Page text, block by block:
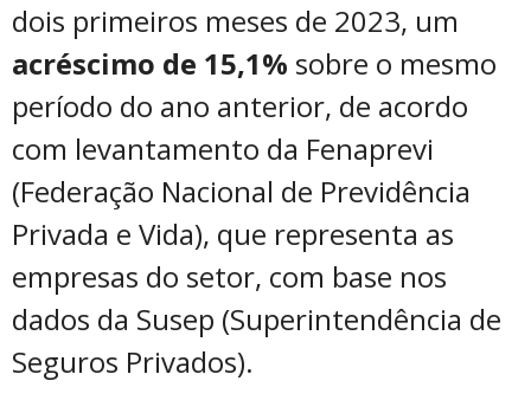
dois primeiros meses de 2023, um
acréscimo de 15,1% sobre o mesmo
período do ano anterior, de acordo
com levantamento da Fenaprevi
(Federação Nacional de Previdência
Privada e Vida), que representa as
empresas do setor, com base nos
dados da Susep (Superintendência de
Seguros Privados).